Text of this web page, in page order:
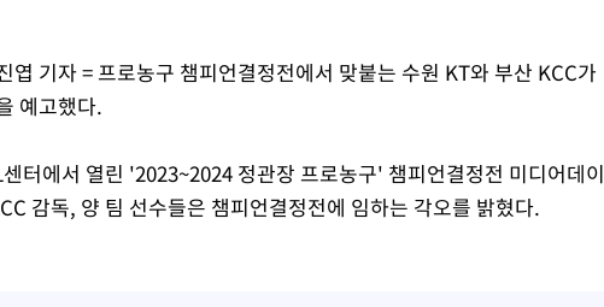
엽 기자 = 프로농구 챔피언결정전에서 맞붙는 수원 KT와 부산 KCC가
예고했다.
터에서 열린 '2023~2024 정관장 프로농구' 챔피언결정전 미디어데이
감독, 양 팀 선수들은 챔피언결정전에 임하는 각오를 밝혔다.